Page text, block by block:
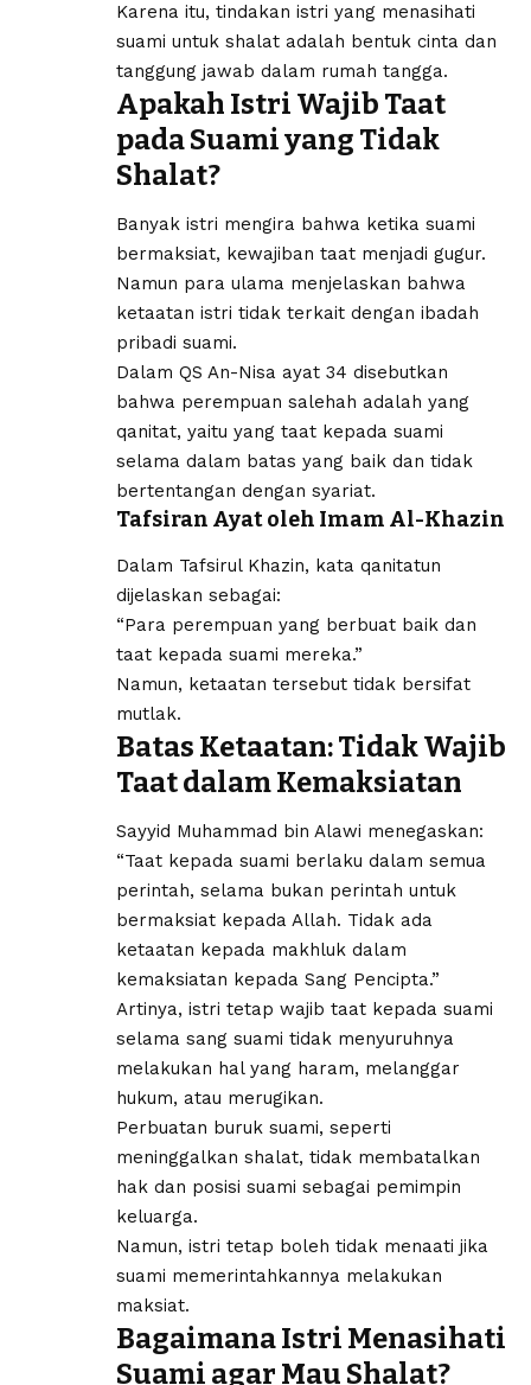
Karena itu, tindakan istri yang menasihati
suami untuk shalat adalah bentuk cinta dan
tanggung jawab dalam rumah tangga.
Apakah Istri Wajib Taat
pada Suami yang Tidak
Shalat?
Banyak istri mengira bahwa ketika suami
bermaksiat, kewajiban taat menjadi gugur.
Namun para ulama menjelaskan bahwa
ketaatan istri tidak terkait dengan ibadah
pribadi suami.
Dalam QS An-Nisa ayat 34 disebutkan
bahwa perempuan salehah adalah yang
qanitat, yaitu yang taat kepada suami
selama dalam batas yang baik dan tidak
bertentangan dengan syariat.
Tafsiran Ayat oleh Imam Al-Khazin
Dalam Tafsirul Khazin, kata qanitatun
dijelaskan sebagai:
“Para perempuan yang berbuat baik dan
taat kepada suami mereka.”
Namun, ketaatan tersebut tidak bersifat
mutlak.
Batas Ketaatan: Tidak Wajib
Taat dalam Kemaksiatan
Sayyid Muhammad bin Alawi menegaskan:
“Taat kepada suami berlaku dalam semua
perintah, selama bukan perintah untuk
bermaksiat kepada Allah. Tidak ada
ketaatan kepada makhluk dalam
kemaksiatan kepada Sang Pencipta.”
Artinya, istri tetap wajib taat kepada suami
selama sang suami tidak menyuruhnya
melakukan hal yang haram, melanggar
hukum, atau merugikan.
Perbuatan buruk suami, seperti
meninggalkan shalat, tidak membatalkan
hak dan posisi suami sebagai pemimpin
keluarga.
Namun, istri tetap boleh tidak menaati jika
suami memerintahkannya melakukan
maksiat.
Bagaimana Istri Menasihati
Suami agar Mau Shalat?